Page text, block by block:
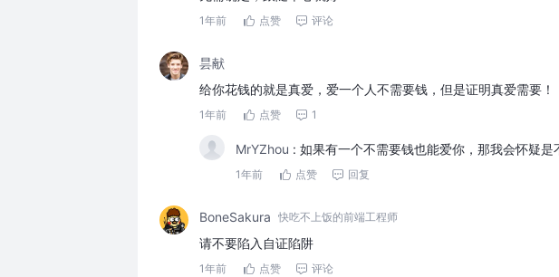
1年前 点赞 评论
昙献
给你花钱的就是真爱，爱一个人不需要钱，但是证明真爱需要！
1年前 点赞 1
MrYZhou : 如果有一个不需要钱也能爱你，那我会怀疑是
1年前 点赞 回复
BoneSakura 快吃不上饭的前端工程师
请不要陷入自证陷阱
1年前 点赞 评论